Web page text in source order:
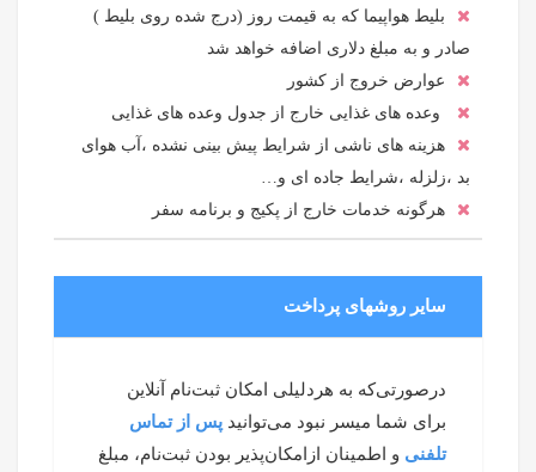
بلیط هواپیما که به قیمت روز (درج شده روی بلیط )
صادر و به مبلغ دلاری اضافه خواهد شد
عوارض خروج از کشور
وعده های غذایی خارج از جدول وعده های غذایی
هزینه های ناشی از شرایط پیش بینی نشده ،آب هوای
بد ،زلزله ،شرایط جاده ای و…
هرگونه خدمات خارج از پکیج و برنامه سفر
سایر روشهای پرداخت
درصورتی‌که به هردلیلی امکان ثبت‌نام آنلاین
برای شما میسر نبود می‌توانید پس از تماس
تلفنی و اطمینان ازامکان‌پذیر بودن ثبت‌نام، مبلغ